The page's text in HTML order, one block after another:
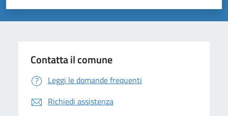
Valuta 5 stelle su 5
Valuta 4 stelle su 5
Valuta 3 stelle su 5
Valuta 2 stelle su 5
Valuta 1 stelle su 5
Contatta il comune
Leggi le domande frequenti
Richiedi assistenza